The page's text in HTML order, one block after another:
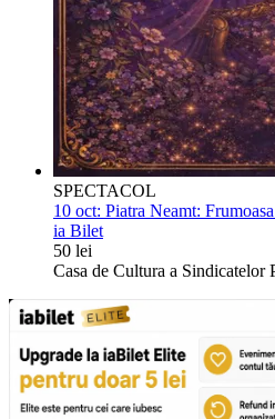
SPECTACOL
10 oct: Piatra Neamt:
ia Bilet
50 lei
Casa de Cultura a Sindicatelor